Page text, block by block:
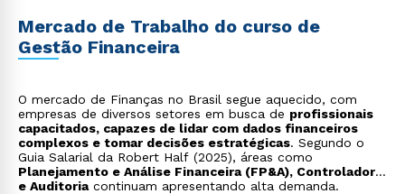
Mercado de Trabalho do curso de
Gestão Financeira
O mercado de Finanças no Brasil segue aquecido, com
empresas de diversos setores em busca de profissionais
capacitados, capazes de lidar com dados financeiros
complexos e tomar decisões estratégicas. Segundo o
Guia Salarial da Robert Half (2025), áreas como
Planejamento e Análise Financeira (FP&A), Controladoria
e Auditoriacontinuam apresentando alta demanda.